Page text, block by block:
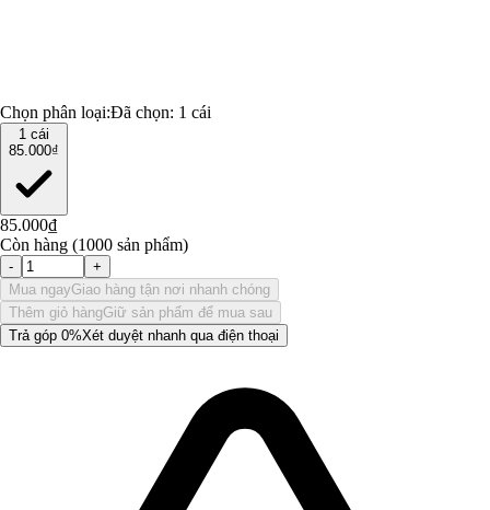
Chọn phân loại:Đã chọn: 1 cái
1 cái
85.000₫
85.000₫
Còn hàng (1000 sản phẩm)
-
+
Mua ngayGiao hàng tận nơi nhanh chóng
Thêm giỏ hàngGiữ sản phẩm để mua sau
Trả góp 0%Xét duyệt nhanh qua điện thoại